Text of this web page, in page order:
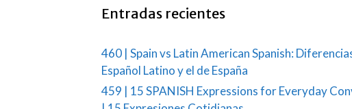
Entradas recientes
460 | Spain vs Latin American Spanish:
Español Latino y el de España
459 | 15 SPANISH Expressions for Everyday